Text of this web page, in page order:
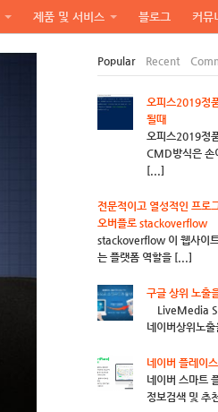
제품 및 서비스 블로그 커뮤
Popular Recent
오피스2019정
될때
오피스2019정
CMD방식은 손
[...]
전문적이고 열성적인 프로
오버플로 stackoverflow
stackoverflow 이 웹사이
는 플랫폼 역할을 [...]
구글 상위 노출
LiveMedia
네이버상위노
네이버 플레이
네이버 스마트
정보검색 및 추